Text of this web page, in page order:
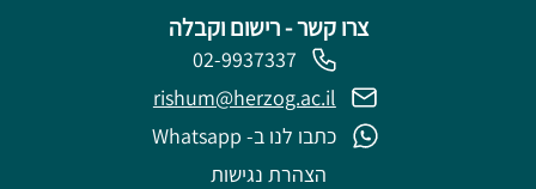
צרו קשר - רישום וקבלה
02-9937337
rishum@herzog.ac.il
כתבו לנו ב- Whatsapp
הצהרת נגישות